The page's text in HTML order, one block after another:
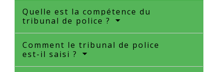
Quelle est la compétence du
tribunal de police ?
Comment le tribunal de police
est-il saisi ?